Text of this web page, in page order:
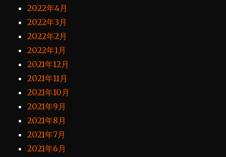
2022年4月
2022年3月
2022年2月
2022年1月
2021年12月
2021年11月
2021年10月
2021年9月
2021年8月
2021年7月
2021年6月